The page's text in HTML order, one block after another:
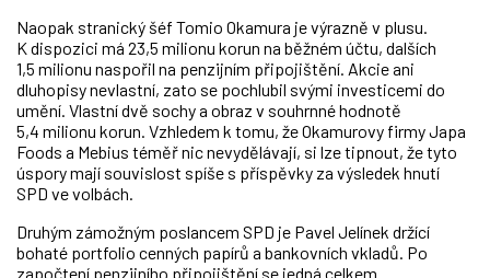
Naopak stranický šéf Tomio Okamura je výrazně v plusu.
K dispozici má 23,5 milionu korun na běžném účtu, dalších
1,5 milionu naspořil na penzijním připojištění. Akcie ani
dluhopisy nevlastní, zato se pochlubil svými investicemi do
umění. Vlastní dvě sochy a obraz v souhrnné hodnotě
5,4 milionu korun. Vzhledem k tomu, že Okamurovy firmy Japa
Foods a Mebius téměř nic nevydělávají, si lze tipnout, že tyto
úspory mají souvislost spíše s příspěvky za výsledek hnutí
SPD ve volbách.
Druhým zámožným poslancem SPD je Pavel Jelínek držící
bohaté portfolio cenných papírů a bankovních vkladů. Po
započtení penzijního připojištění se jedná celkem